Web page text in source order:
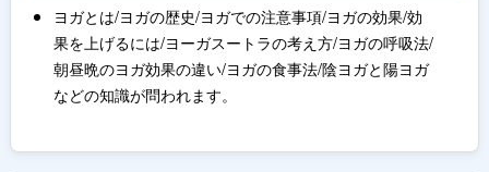
ヨガとは/ヨガの歴史/ヨガでの注意事項/ヨガの効果/効
果を上げるには/ヨーガスートラの考え方/ヨガの呼吸法/
朝昼晩のヨガ効果の違い/ヨガの食事法/陰ヨガと陽ヨガ
などの知識が問われます。